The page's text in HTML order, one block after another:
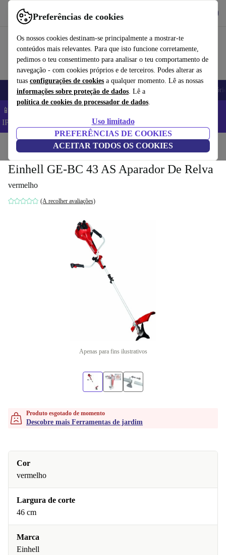
Preferências de cookies
Os nossos cookies destinam-se principalmente a mostrar-te
conteúdos mais relevantes. Para que isto funcione corretamente,
pedimos o teu consentimento para analisar o teu comportamento de
navegação - com cookies próprios e de terceiros. Podes alterar as
tuas configurações de cookies a qualquer momento. Lê as nossas
informações sobre proteção de dados. Lê a
política de cookies do processador de dados.
Uso limitado
PREFERÊNCIAS DE COOKIES
ACEITAR TODOS OS COOKIES
Use o refurbed de forma rápida e fácil
Telemóveis Computadores Portáteis Tablets
📱 Poupa 5% EXTRA em todos os iPhones – Código:
IPHONEDEAL –
Início Jardim Ferramentas de jardim
Einhell GE-BC 43 AS Aparador De Relva
vermelho
(A recolher avaliações)
Apenas para fins ilustrativos
Produto esgotado de momento
Descobre mais Ferramentas de jardim
Cor
vermelho
Largura de corte
46 cm
Marca
Einhell